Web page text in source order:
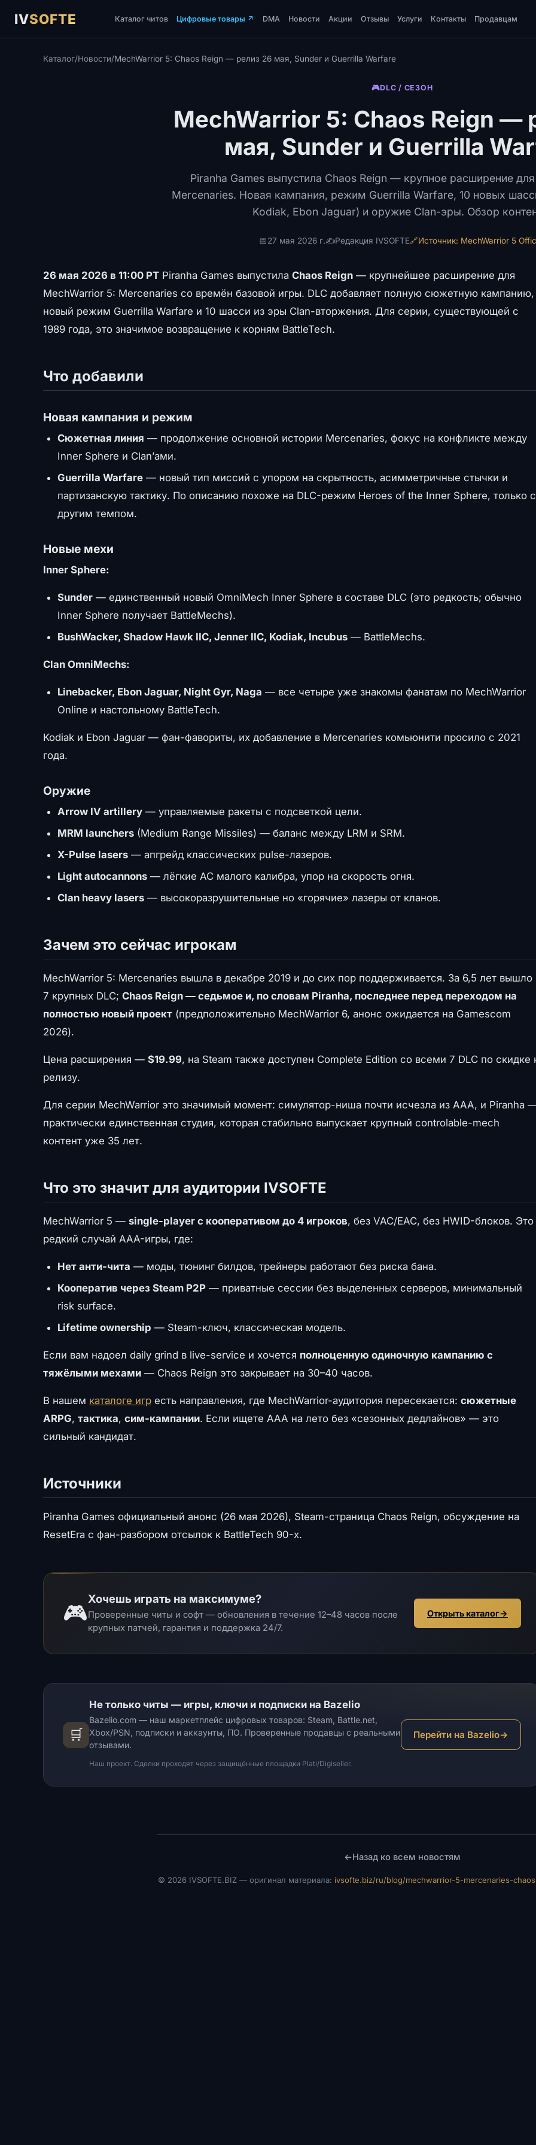
IVSOFTE Каталог читов Цифровые товары ↗ DMA Новости Акции Отзывы Услуги Контакты Продавцам
Каталог/Новости/MechWarrior 5: Chaos Reign — релиз 26 мая, Sunder и Guerrilla Warfare
🎮DLC / СЕЗОН
MechWarrior 5: Chaos Reign —
мая, Sunder и Guerrilla
Piranha Games выпустила Chaos Reign — крупное расширение
Mercenaries. Новая кампания, режим Guerrilla Warfare, 10 новых
Kodiak, Ebon Jaguar) и оружие Clan-эры. Обзор
📅27 мая 2026 г.✍️Редакция IVSOFTE🔗Источник: MechWarrior 5
26 мая 2026 в 11:00 PT Piranha Games выпустила Chaos Reign — крупнейшее расширение для
MechWarrior 5: Mercenaries со времён базовой игры. DLC добавляет полную сюжетную кампанию,
новый режим Guerrilla Warfare и 10 шасси из эры Clan-вторжения. Для серии, существующей с
1989 года, это значимое возвращение к корням BattleTech.
Что добавили
Новая кампания и режим
Сюжетная линия — продолжение основной истории Mercenaries, фокус на конфликте между
Inner Sphere и Clan’ами.
Guerrilla Warfare — новый тип миссий с упором на скрытность, асимметричные стычки и
партизанскую тактику. По описанию похоже на DLC-режим Heroes of the Inner Sphere, только с
другим темпом.
Новые мехи
Inner Sphere:
Sunder — единственный новый OmniMech Inner Sphere в составе DLC (это редкость; обычно
Inner Sphere получает BattleMechs).
BushWacker, Shadow Hawk IIC, Jenner IIC, Kodiak, Incubus — BattleMechs.
Clan OmniMechs:
Linebacker, Ebon Jaguar, Night Gyr, Naga — все четыре уже знакомы фанатам по MechWarrior
Online и настольному BattleTech.
Kodiak и Ebon Jaguar — фан-фавориты, их добавление в Mercenaries комьюнити просило с 2021
года.
Оружие
Arrow IV artillery — управляемые ракеты с подсветкой цели.
MRM launchers (Medium Range Missiles) — баланс между LRM и SRM.
X-Pulse lasers — апгрейд классических pulse-лазеров.
Light autocannons — лёгкие AC малого калибра, упор на скорость огня.
Clan heavy lasers — высокоразрушительные но «горячие» лазеры от кланов.
Зачем это сейчас игрокам
MechWarrior 5: Mercenaries вышла в декабре 2019 и до сих пор поддерживается. За 6,5 лет вышло
7 крупных DLC; Chaos Reign — седьмое и, по словам Piranha, последнее перед переходом на
полностью новый проект (предположительно MechWarrior 6, анонс ожидается на Gamescom
2026).
Цена расширения — $19.99, на Steam также доступен Complete Edition со всеми 7 DLC по скидке
релизу.
Для серии MechWarrior это значимый момент: симулятор-ниша почти исчезла из AAA, и Piranha
практически единственная студия, которая стабильно выпускает крупный controlable-mech
контент уже 35 лет.
Что это значит для аудитории IVSOFTE
MechWarrior 5 — single-player с кооперативом до 4 игроков, без VAC/EAC, без HWID-блоков. Это
редкий случай AAA-игры, где:
Нет анти-чита — моды, тюнинг билдов, трейнеры работают без риска бана.
Кооператив через Steam P2P — приватные сессии без выделенных серверов, минимальный
risk surface.
Lifetime ownership — Steam-ключ, классическая модель.
Если вам надоел daily grind в live-service и хочется полноценную одиночную кампанию с
тяжёлыми мехами — Chaos Reign это закрывает на 30–40 часов.
В нашем каталоге игр есть направления, где MechWarrior-аудитория пересекается: сюжетные
ARPG, тактика, сим-кампании. Если ищете AAA на лето без «сезонных дедлайнов» — это
сильный кандидат.
Источники
Piranha Games официальный анонс (26 мая 2026), Steam-страница Chaos Reign, обсуждение на
ResetEra с фан-разбором отсылок к BattleTech 90-х.
🎮
Хочешь играть на максимуме?
Проверенные читы и софт — обновления в течение 12–48 часов после
крупных патчей, гарантия и поддержка 24/7.
Открыть каталог→
🛒
Не только читы — игры, ключи и подписки на Bazelio
Bazelio.com — наш маркетплейс цифровых товаров: Steam, Battle.net,
Xbox/PSN, подписки и аккаунты, ПО. Проверенные продавцы с реальными
отзывами.
Наш проект. Сделки проходят через защищённые площадки Plati/Digiseller.
Перейти на Bazelio→
←Назад ко всем новостям
© 2026 IVSOFTE.BIZ — оригинал материала: ivsofte.biz/ru/blog/mechwarrior-5-mercenaries-